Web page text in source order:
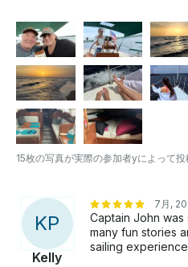
テアリング、パワフルな船
旅と安全な帰還を保証する
ています 。ボートの特産品: • ビジネスミーティングク
ルーズ • シングルクルーズ
ロマンティックな休暇 • 船
ング • ウェディングクルーズ • ワークショップセミナ
クルーズ • 不安なエグゼクティブクル
ルーズ • バースデークルーズ
15枚の写真が実際の参加者yによって投
KP
Kelly
7月,
Captain John
many fun stories
sailing experience